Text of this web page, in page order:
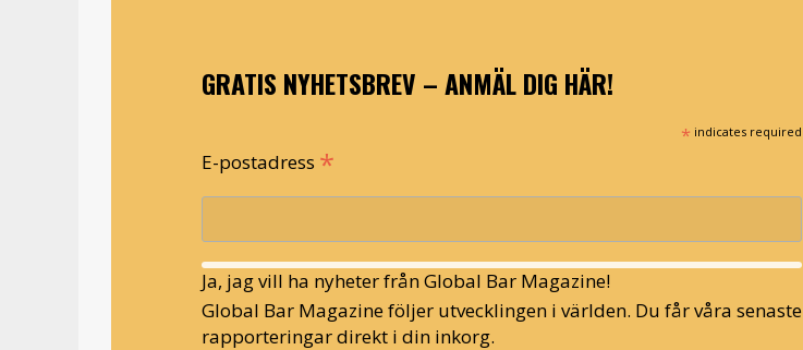
GRATIS NYHETSBREV – ANMÄL DIG HÄR!
* indicates required
E-postadress *
Ja, jag vill ha nyheter från Global Bar Magazine!
Global Bar Magazine följer utvecklingen i världen. Du får våra senaste
rapporteringar direkt i din inkorg.